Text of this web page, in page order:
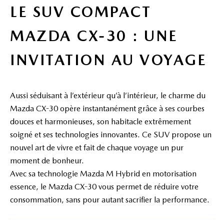
LE SUV COMPACT
MAZDA CX-30 : UNE
INVITATION AU VOYAGE
Aussi séduisant à l’extérieur qu’à l’intérieur, le charme du
Mazda CX-30 opère instantanément grâce à ses courbes
douces et harmonieuses, son habitacle extrêmement
soigné et ses technologies innovantes. Ce SUV propose un
nouvel art de vivre et fait de chaque voyage un pur
moment de bonheur.
Avec sa technologie Mazda M Hybrid en motorisation
essence, le Mazda CX-30 vous permet de réduire votre
consommation, sans pour autant sacrifier la performance.